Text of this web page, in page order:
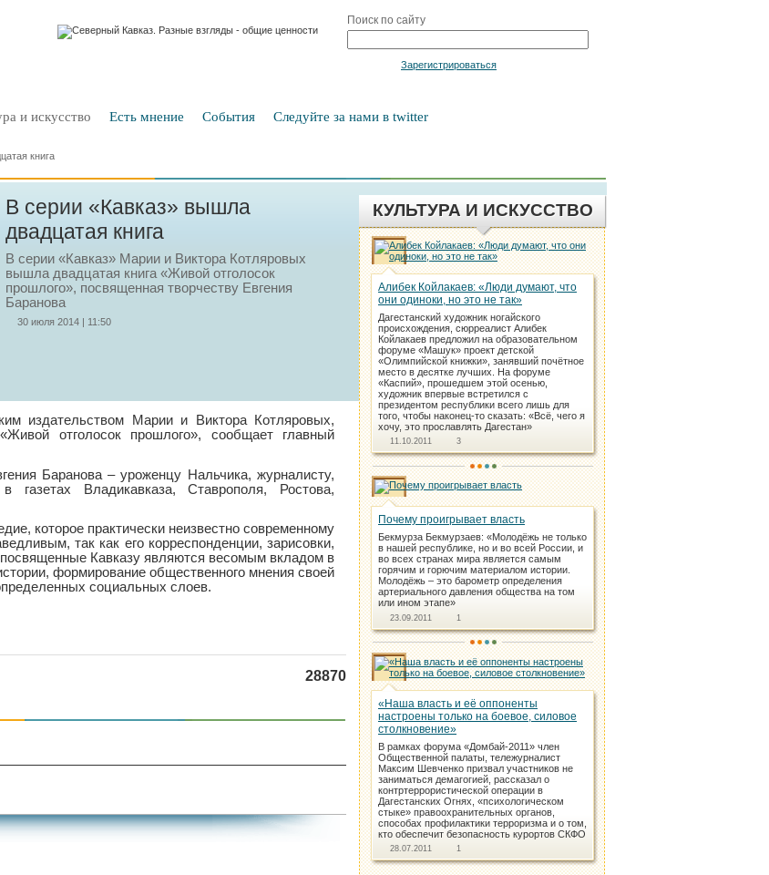
Поиск по сайту
Зарегистрироваться
и искусство Есть мнение События Следуйте за нами в twitter
книга
В серии «Кавказ» вышла
двадцатая книга
В серии «Кавказ» Марии и Виктора Котляровых
вышла двадцатая книга «Живой отголосок
прошлого», посвященная творчеству Евгения
Баранова
30 июля 2014 | 11:50
издательством Марии и Виктора Котляровых,
отголосок прошлого», сообщает главный
Баранова – уроженцу Нальчика, журналисту,
газетах Владикавказа, Ставрополя, Ростова,
которое практически неизвестно современному
так как его корреспонденции, зарисовки,
Кавказу являются весомым вкладом в
формирование общественного мнения своей
социальных слоев.
28870
КУЛЬТУРА И ИСКУССТВО
Алибек Койлакаев: «Люди думают, что
они одиноки, но это не так»
Дагестанский художник ногайского
происхождения, сюрреалист Алибек
Койлакаев предложил на образовательном
форуме «Машук» проект детской
«Олимпийской книжки», занявший почётное
место в десятке лучших. На форуме
«Каспий», прошедшем этой осенью,
художник впервые встретился с
президентом республики всего лишь для
того, чтобы наконец-то сказать: «Всё, чего я
хочу, это прославлять Дагестан»
11.10.2011 3
Почему проигрывает власть
Бекмурза Бекмурзаев: «Молодёжь не только
в нашей республике, но и во всей России, и
во всех странах мира является самым
горячим и горючим материалом истории.
Молодёжь – это барометр определения
артериального давления общества на том
или ином этапе»
23.09.2011 1
«Наша власть и её оппоненты
настроены только на боевое, силовое
столкновение»
В рамках форума «Домбай-2011» член
Общественной палаты, тележурналист
Максим Шевченко призвал участников не
заниматься демагогией, рассказал о
контртеррористической операции в
Дагестанских Огнях, «психологическом
стыке» правоохранительных органов,
способах профилактики терроризма и о том,
кто обеспечит безопасность курортов СКФО
28.07.2011 1